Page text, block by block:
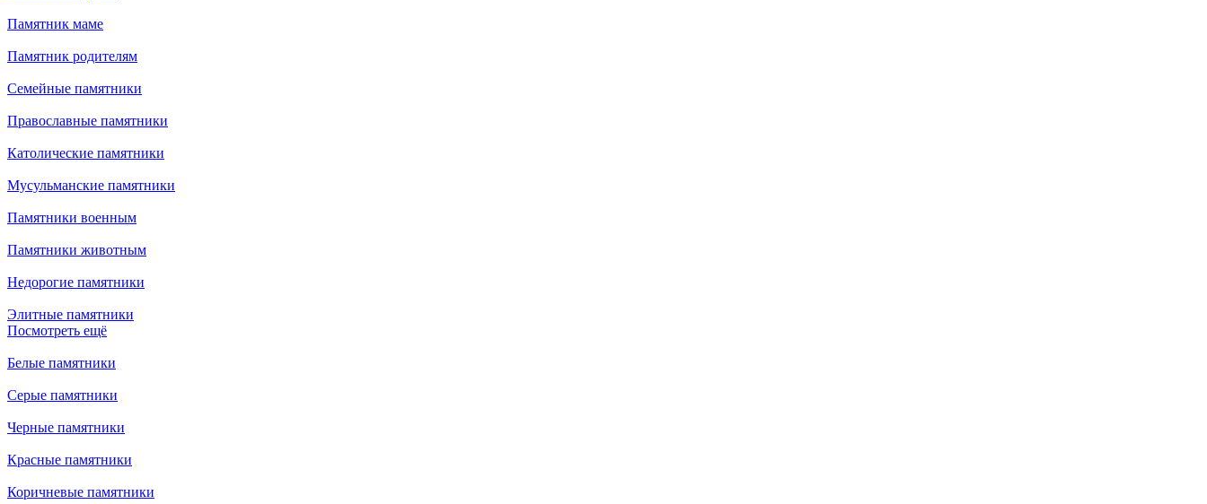
Памятник маме
Памятник родителям
Семейные памятники
Православные памятники
Католические памятники
Мусульманские памятники
Памятники военным
Памятники животным
Недорогие памятники
Элитные памятники
Посмотреть ещё
Белые памятники
Серые памятники
Черные памятники
Красные памятники
Коричневые памятники